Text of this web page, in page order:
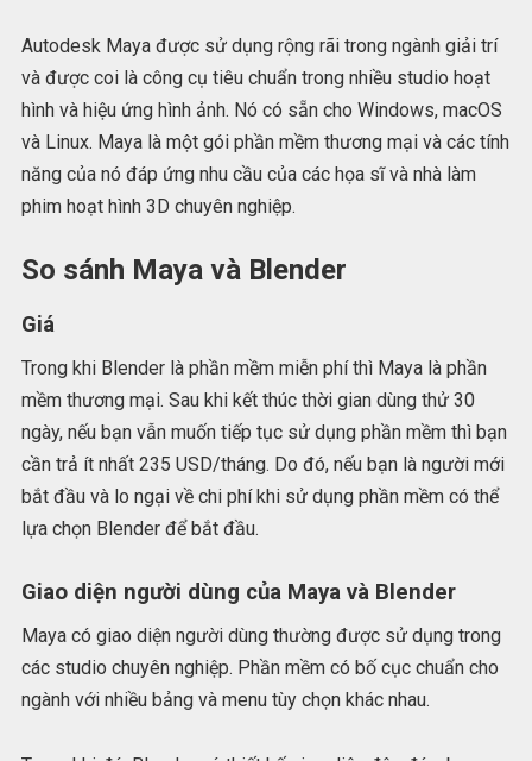
Autodesk Maya được sử dụng rộng rãi trong ngành giải trí
và được coi là công cụ tiêu chuẩn trong nhiều studio hoạt
hình và hiệu ứng hình ảnh. Nó có sẵn cho Windows, macOS
và Linux. Maya là một gói phần mềm thương mại và các tính
năng của nó đáp ứng nhu cầu của các họa sĩ và nhà làm
phim hoạt hình 3D chuyên nghiệp.
So sánh Maya và Blender
Giá
Trong khi Blender là phần mềm miễn phí thì Maya là phần
mềm thương mại. Sau khi kết thúc thời gian dùng thử 30
ngày, nếu bạn vẫn muốn tiếp tục sử dụng phần mềm thì bạn
cần trả ít nhất 235 USD/tháng. Do đó, nếu bạn là người mới
bắt đầu và lo ngại về chi phí khi sử dụng phần mềm có thể
lựa chọn Blender để bắt đầu.
Giao diện người dùng của Maya và Blender
Maya có giao diện người dùng thường được sử dụng trong
các studio chuyên nghiệp. Phần mềm có bố cục chuẩn cho
ngành với nhiều bảng và menu tùy chọn khác nhau.